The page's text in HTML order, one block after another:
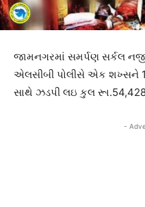
જામનગરમાં સમર્પણ સર્કલ
એલસીબી પોલીસે એક શખ્સને
સાથે ઝડપી લઇ કુલ રૂા.54,428
-